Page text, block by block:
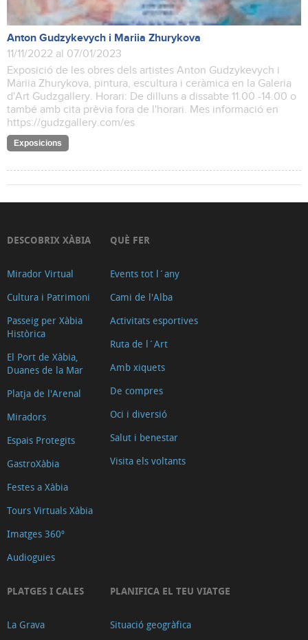
Anton Gudzykevych i Mariia Zhurykova
11/11/2022 al 07/01/2023
Exposició de les obres dels artistes Anton Gudzykevych i
Mariia Zhurykova, pintura, escultura i ceràmica en la Galeria
d'Art Gudzgallery. Horari: De dilluns a dissabte 11.00 -14.00 o
també amb cita prèvia fora de l'horari. Mes informació en
https://gudzgallery.com/es
Exposicions
DESCOBRIX XÀBIA
Mirador Virtual
Cultura i Patrimoni
Passeig per Xàbia
Històrica
El Port de Xàbia,
Duanes de la Mar
Platja de l'Arenal
Miradors
Espais Protegits
GastroXàbia
Festes a Xàbia
Tours Virtuals Xàbia
Imatges 360º
Audioguies
QUÈ FER
Events tot l´any
Cami de l'Alba
Activitats esportives
Ruta de l´Art
Amb xiquets
De compres
Oci i diversió
Salut i benestar
Visita els voltants
PLATGES I CALES
La Grava
PLANIFICA EL TEU VIATGE
Situació geogràfica